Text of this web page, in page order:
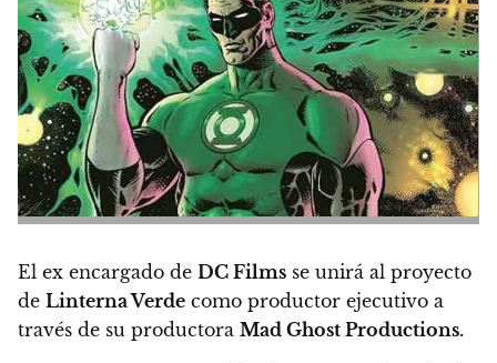
El ex encargado de DC Films se unirá al proyecto
de Linterna Verde como productor ejecutivo a
través de su productora Mad Ghost Productions.